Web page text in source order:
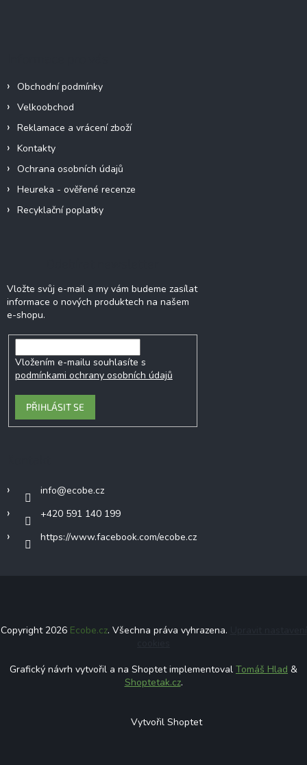
Obchodní podmínky
Velkoobchod
Reklamace a vrácení zboží
Kontakty
Ochrana osobních údajů
Heureka - ověřené recenze
Recyklační poplatky
Vložte svůj e-mail a my vám budeme zasílat
informace o nových produktech na našem
e-shopu.
Vložením e-mailu souhlasíte s
podmínkami ochrany osobních údajů
PŘIHLÁSIT SE
info@ecobe.cz
+420 591 140 199
https://www.facebook.com/ecobe.cz
Copyright 2026 Ecobe.cz. Všechna práva vyhrazena.
Grafický návrh vytvořil a na Shoptet implementoval Tomáš Hlad &
Shoptetak.cz.
Vytvořil Shoptet